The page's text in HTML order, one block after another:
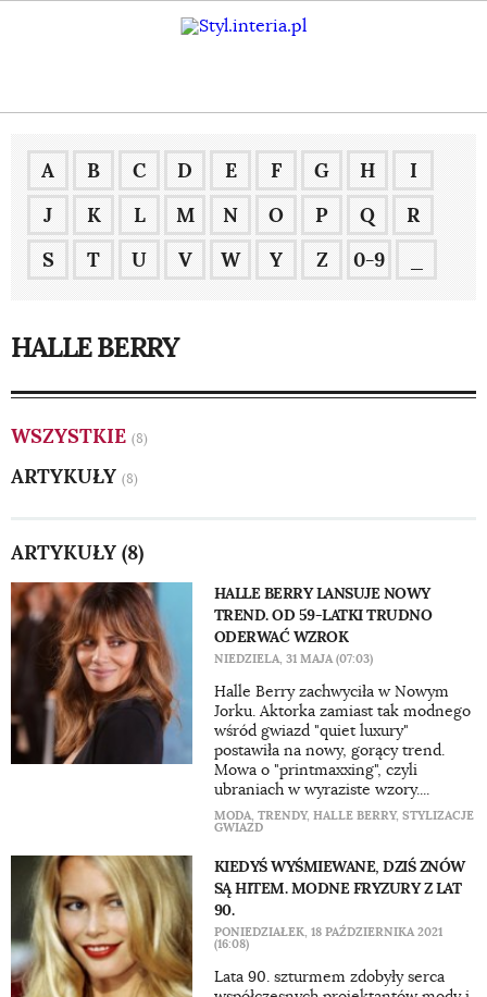
A B C D E F G H
I
J
K L M N O P Q
R
S
T U V W Y Z 0-9
HALLE BERRY
WSZYSTKIE (8)
ARTYKUŁY (8)
ARTYKUŁY (8)
HALLE BERRY LANSUJE NOWY
TREND. OD 59-LATKI TRUDNO
ODERWAĆ WZROK
NIEDZIELA, 31 MAJA (07:03)
Halle Berry zachwyciła w Nowym
Jorku. Aktorka zamiast tak modnego
wśród gwiazd "quiet luxury"
postawiła na nowy, gorący trend.
Mowa o "printmaxxing", czyli
ubraniach w wyraziste wzory....
MODA, TRENDY, HALLE BERRY, STYLIZACJE
GWIAZD
KIEDYŚ WYŚMIEWANE, DZIŚ ZNÓW
SĄ HITEM. MODNE FRYZURY Z LAT
90.
PONIEDZIAŁEK, 18 PAŹDZIERNIKA 2021
(16:08)
Lata 90. szturmem zdobyły serca